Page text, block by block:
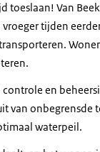
toeslaan! Van
tijden
en
van onbegrensde
waterpeil.